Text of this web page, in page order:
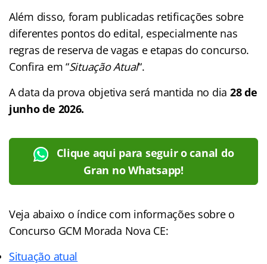
Além disso, foram publicadas retificações sobre
diferentes pontos do edital, especialmente nas
regras de reserva de vagas e etapas do concurso.
Confira em “Situação Atual“.
A data da prova objetiva será mantida no dia 28 de
junho de 2026.
Clique aqui para seguir o canal do
Gran no Whatsapp!
Veja abaixo o índicecom informações sobre o
Concurso GCM Morada Nova CE:
Situação atual